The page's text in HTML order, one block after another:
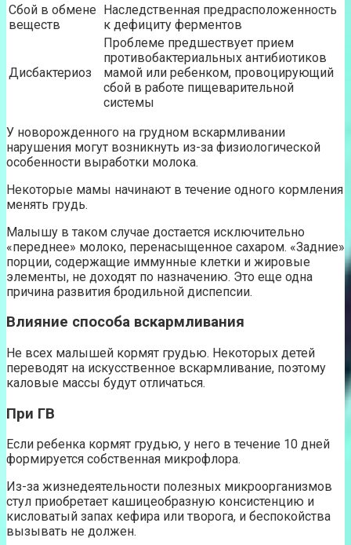
Сбой в обмене
веществ
Наследственная предрасположенность
к дефициту ферментов
Дисбактериоз
Проблеме предшествует прием
противобактериальных антибиотиков
мамой или ребенком, провоцирующий
сбой в работе пищеварительной
системы
У новорожденного на грудном вскармливании
нарушения могут возникнуть из-за физиологической
особенности выработки молока.
Некоторые мамы начинают в течение одного кормления
менять грудь.
Малышу в таком случае достается исключительно
«переднее» молоко, перенасыщенное сахаром. «Задние»
порции, содержащие иммунные клетки и жировые
элементы, не доходят по назначению. Это еще одна
причина развития бродильной диспепсии.
Влияние способа вскармливания
Не всех малышей кормят грудью. Некоторых детей
переводят на искусственное вскармливание, поэтому
каловые массы будут отличаться.
При ГВ
Если ребенка кормят грудью, у него в течение 10 дней
формируется собственная микрофлора.
Из-за жизнедеятельности полезных микроорганизмов
стул приобретает кашицеобразную консистенцию и
кисловатый запах кефира или творога, и беспокойства
вызывать не должен.